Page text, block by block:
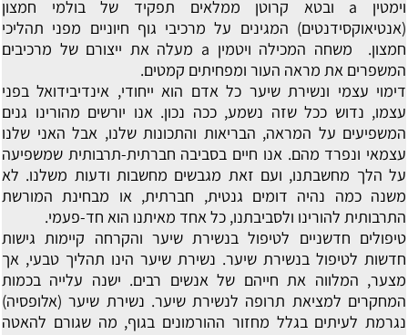
וימטין a ובטא קרוטן ממלאים תפקיד של בולמי חמצון
(אנטיאוקסידנטים) המגינים על מרכיבי גוף חיוניים מפני תהליכי
חמצון. משחה המכילה ויטמין a מעלה את ייצורם של מרכיבים
המשפרים את מראה העור ומפחיתים קמטים.
דימוי עצמי ונשירת שיער כל אדם הוא ייחודי, אינדיבידואל בפני
עצמו, נדוש ככל שזה נשמע, ככה נכון. אנו יורשים מהורינו גנים
המשפיעים על המראה, הבריאות והתכונות שלנו, אבל האני שלנו
עצמאי ונפרד מהם. אנו חיים בסביבה חברתית-תרבותית שמשפיעה
על הלך מחשבתנו, ועם זאת מגבשים מחשבות ודעות משלנו. לא
משנה כמה נהיה דומים גנטית, חברתית, או מבחינת המורשת
התרבותית להורינו ולסביבתנו, כל אחד מאיתנו הוא חד-פעמי.
טיפולים חדשניים לטיפול בנשירת שיער והקרחה קיימות גישות
חדשות לטיפול בנשירת שיער. נשירת שיער הינו תהליך טבעי, אך
מצער, המלווה את חייהם של אנשים רבים. ישנה עלייה בכמות
המחקרים למציאת תרופה לנשירת שיער. נשירת שיער (אלופסיה)
נגרמת לעיתים בגלל מחזור ההורמונים בגוף, מה שגורם להאטה